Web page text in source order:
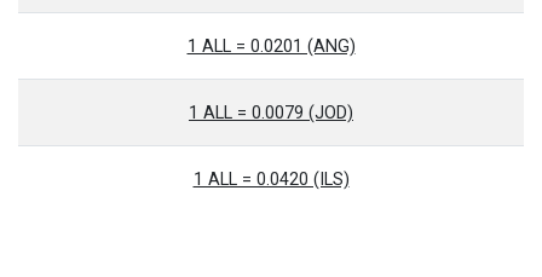
1 ALL = 0.0201 (ANG)
1 ALL = 0.0079 (JOD)
1 ALL = 0.0420 (ILS)